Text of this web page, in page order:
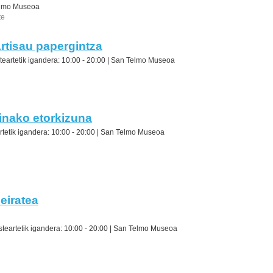
Museoa
papergintza
igandera: 10:00 - 20:00 | San Telmo Museoa
etorkizuna
igandera: 10:00 - 20:00 | San Telmo Museoa
igandera: 10:00 - 20:00 | San Telmo Museoa